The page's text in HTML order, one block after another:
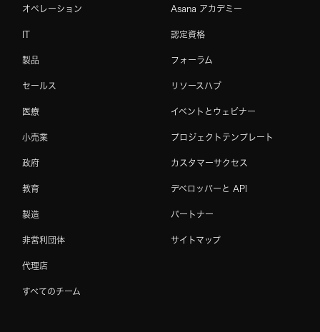
オペレーション
IT
製品
セールス
医療
小売業
政府
教育
製造
非営利団体
代理店
すべてのチーム
Asana アカデミー
認定資格
フォーラム
リソースハブ
イベントとウェビナー
プロジェクトテンプレート
カスタマーサクセス
デベロッパーと API
パートナー
サイトマップ